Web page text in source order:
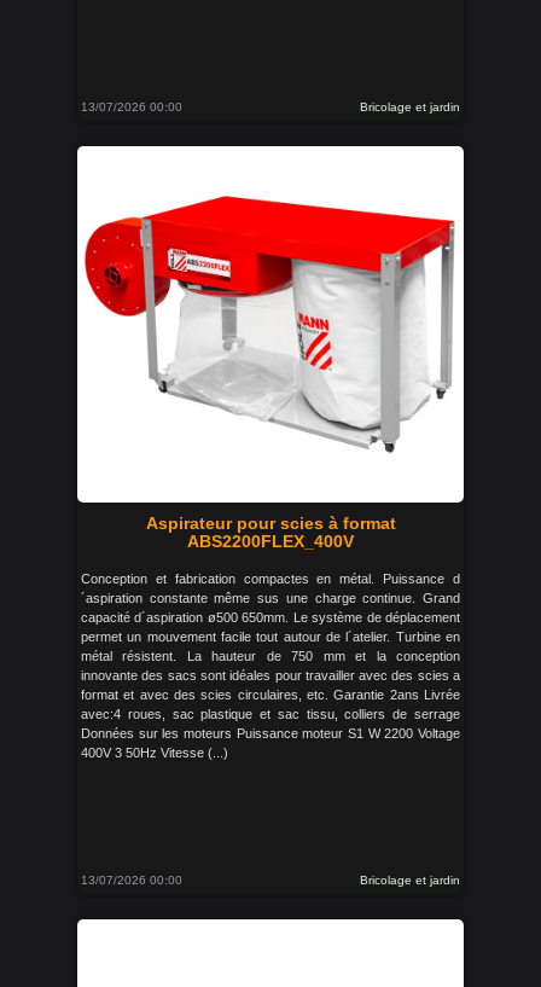
13/07/2026 00:00 Bricolage et jardin
Aspirateur pour scies à format
ABS2200FLEX_400V
Conception et fabrication compactes en métal. Puissance d
´aspiration constante même sus une charge continue. Grand
capacité d´aspiration ø500 650mm. Le système de déplacement
permet un mouvement facile tout autour de l´atelier. Turbine en
métal résistent. La hauteur de 750 mm et la conception
innovante des sacs sont idéales pour travailler avec des scies a
format et avec des scies circulaires, etc. Garantie 2ans Livrée
avec:4 roues, sac plastique et sac tissu, colliers de serrage
Données sur les moteurs Puissance moteur S1 W 2200 Voltage
400V 3 50Hz Vitesse (...)
13/07/2026 00:00 Bricolage et jardin